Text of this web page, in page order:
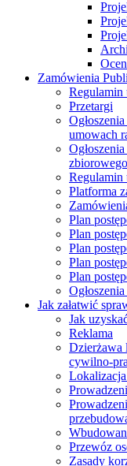
Zamówienia
Regulamin
Przetargi
umowach
zbiorowego
Regulamin
Platforma
Plan
Plan
Plan
Plan
Plan
Jak załatwić
Jak
Reklama
Dzierżawa
cywilno-
Przewóz
Zasady